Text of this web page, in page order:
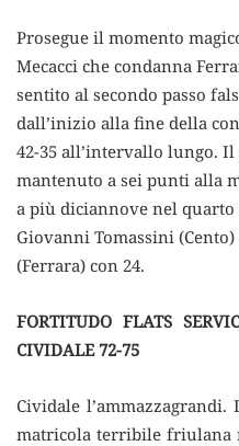
Prosegue il momento
Mecacci che condanna
sentito al secondo passo
dall’inizio alla fine della
42-35 all’intervallo lungo.
mantenuto a sei punti alla
a più diciannove nel quarto
Giovanni Tomassini
(Ferrara) con 24.
FORTITUDO FLATS
CIVIDALE 72-75
Cividale l’ammazzagrandi.
matricola terribile friulana